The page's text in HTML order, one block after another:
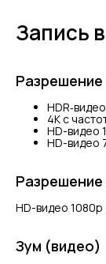
Запись
Разрешение
4K с
HD-видео
HD-видео
HD-видео 1080р
Зум (видео)